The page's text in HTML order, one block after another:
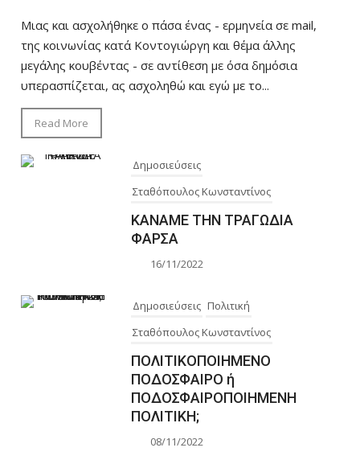
Μιας και ασχολήθηκε ο πάσα ένας - ερμηνεία σε mail,
της κοινωνίας κατά Κοντογιώργη και θέμα άλλης
μεγάλης κουβέντας - σε αντίθεση με όσα δημόσια
υπερασπίζεται, ας ασχοληθώ και εγώ με το...
Read More
Δημοσιεύσεις
Σταθόπουλος Κωνσταντίνος
ΚΑΝΑΜΕ ΤΗΝ ΤΡΑΓΩΔΙΑ
ΦΑΡΣΑ
16/11/2022
Δημοσιεύσεις Πολιτική
Σταθόπουλος Κωνσταντίνος
ΠΟΛΙΤΙΚΟΠΟΙΗΜΕΝΟ
ΠΟΔΟΣΦΑΙΡΟ ή
ΠΟΔΟΣΦΑΙΡΟΠΟΙΗΜΕΝΗ
ΠΟΛΙΤΙΚΗ;
08/11/2022